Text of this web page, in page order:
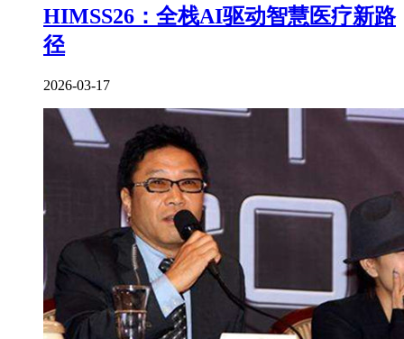
HIMSS26：全栈AI驱动智慧医疗新路
径
2026-03-17